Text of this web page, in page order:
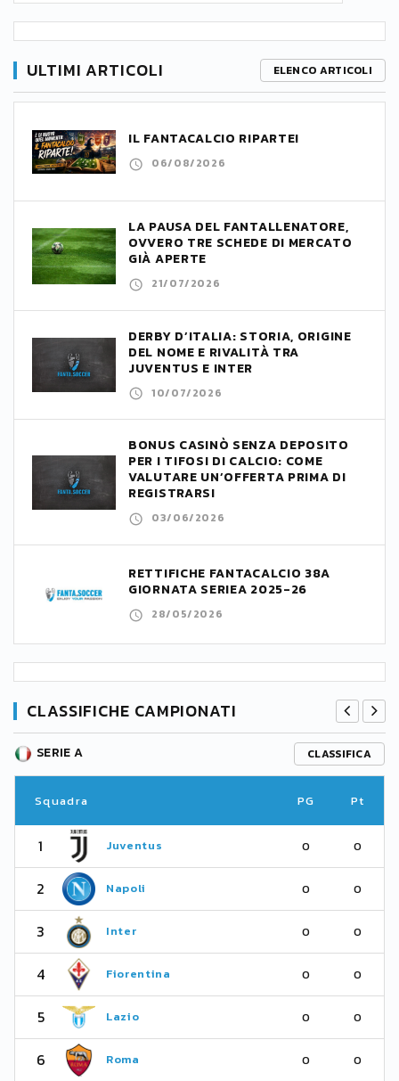
ULTIMI ARTICOLI ELENCO ARTICOLI
IL FANTACALCIO RIPARTE!
06/08/2026
LA PAUSA DEL FANTALLENATORE,
OVVERO TRE SCHEDE DI MERCATO
GIÀ APERTE
21/07/2026
DERBY D’ITALIA: STORIA, ORIGINE
DEL NOME E RIVALITÀ TRA
JUVENTUS E INTER
10/07/2026
BONUS CASINÒ SENZA DEPOSITO
PER I TIFOSI DI CALCIO: COME
VALUTARE UN’OFFERTA PRIMA DI
REGISTRARSI
03/06/2026
RETTIFICHE FANTACALCIO 38A
GIORNATA SERIEA 2025-26
28/05/2026
CLASSIFICHE CAMPIONATI
SERIE A CLASSIFICA
Squadra PG Pt
1 Juventus 0 0
2 Napoli 0 0
3 Inter 0 0
4 Fiorentina 0 0
5 Lazio 0 0
6 Roma 0 0